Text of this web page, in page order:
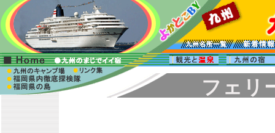
フェリ